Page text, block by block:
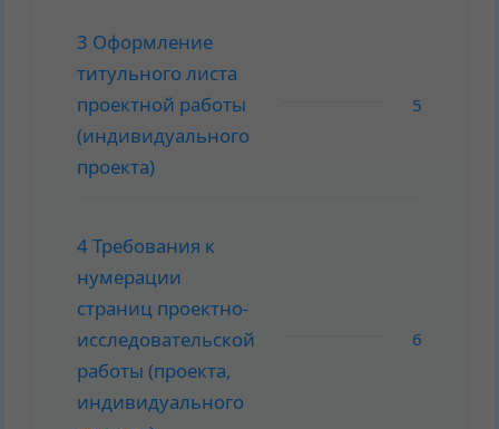
3 Оформление
титульного листа
проектной работы
(индивидуального
проекта)
5
4 Требования к
нумерации
страниц проектно-
исследовательской
работы (проекта,
индивидуального
6